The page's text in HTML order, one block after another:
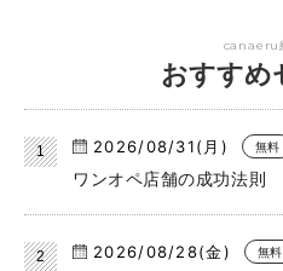
canaeru
おすすめ
2026/08/31(月) 無料
ワンオペ店舗の成功法則
2026/08/28(金) 無料